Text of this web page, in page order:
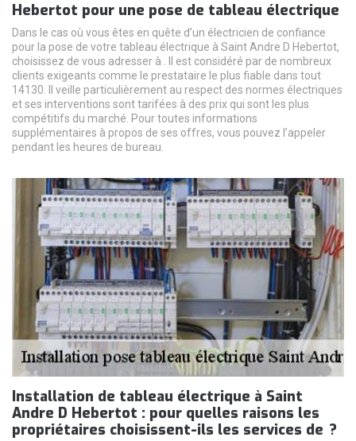
Hebertot pour une pose de tableau électrique
Dans le cas où vous êtes en quête d’un électricien de confiance
pour la pose de votre tableau électrique à Saint Andre D Hebertot,
choisissez de vous adresser à . Il est considéré par de nombreux
clients exigeants comme le prestataire le plus fiable dans tout
14130. Il veille particulièrement au respect des normes électriques
et ses interventions sont tarifées à des prix qui sont les plus
compétitifs du marché. Pour toutes informations
supplémentaires à propos de ses offres, vous pouvez l’appeler
pendant les heures de bureau.
Installation de tableau électrique à Saint
Andre D Hebertot : pour quelles raisons les
propriétaires choisissent-ils les services de ?